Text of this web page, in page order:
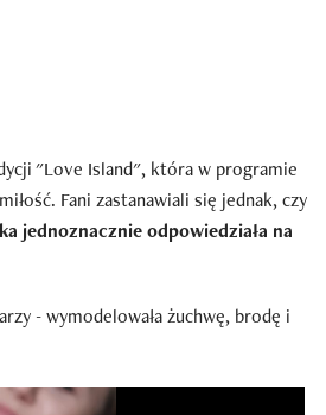
"Love Island", która w programie
Fani zastanawiali się jednak, czy
jednoznacznie odpowiedziała na
- wymodelowała żuchwę, brodę i